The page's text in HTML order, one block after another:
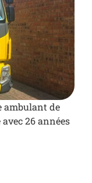
ambulant de
26 années